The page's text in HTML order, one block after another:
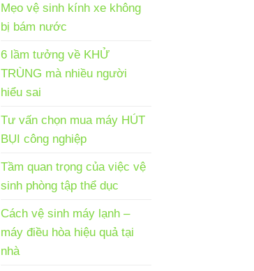
Mẹo vệ sinh kính xe không
bị bám nước
6 lầm tưởng về KHỬ
TRÙNG mà nhiều người
hiểu sai
Tư vấn chọn mua máy HÚT
BỤI công nghiệp
Tầm quan trọng của việc vệ
sinh phòng tập thể dục
Cách vệ sinh máy lạnh –
máy điều hòa hiệu quả tại
nhà